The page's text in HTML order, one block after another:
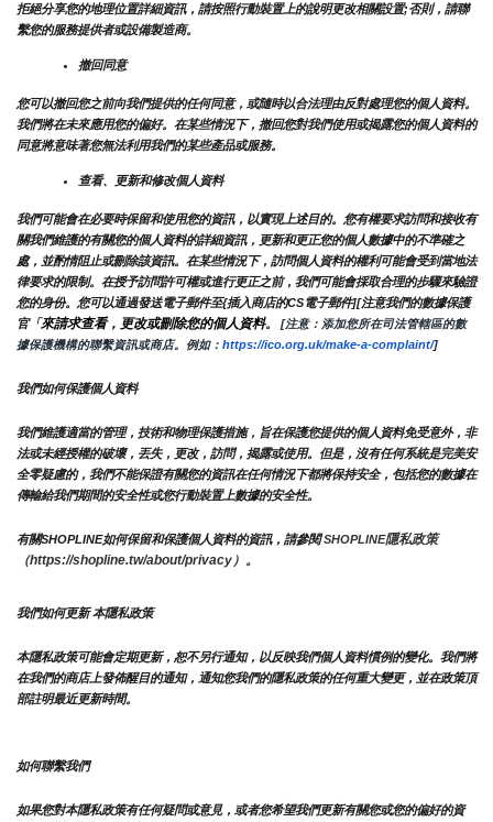
拒絕分享您的地理位置詳細資訊，請按照行動裝置上的說明更改相關設置;否則，請聯
繫您的服務提供者或設備製造商。
撤回同意
您可以撤回您之前向我們提供的任何同意，或隨時以合法理由反對處理您的個人資料。
我們將在未來應用您的偏好。在某些情況下，撤回您對我們使用或揭露您的個人資料的
同意將意味著您無法利用我們的某些產品或服務。
查看、更新和修改個人資料
我們可能會在必要時保留和使用您的資訊，以實現上述目的。您有權要求訪問和接收有
關我們維護的有關您的個人資料的詳細資訊，更新和更正您的個人數據中的不準確之
處，並酌情阻止或刪除該資訊。在某些情況下，訪問個人資料的權利可能會受到當地法
律要求的限制。在授予訪問許可權或進行更正之前，我們可能會採取合理的步驟來驗證
您的身份。您可以通過發送電子郵件至{插入商店的CS電子郵件][注意我們的數據保護
官「來請求查看，更改或刪除您的個人資料。
[注意：添加您所在司法管轄區的數
據保護機構的聯繫資訊或商店。例如： https://ico.org.uk/make-a-complaint/]
我們如何保護個人資料
我們維護適當的管理，技術和物理保護措施，旨在保護您提供的個人資料免受意外，非
法或未經授權的破壞，丟失，更改，訪問，揭露或使用。但是，沒有任何系統是完美安
全零疑慮的，我們不能保證有關您的資訊在任何情況下都將保持安全，包括您的數據在
傳輸給我們期間的安全性或您行動裝置上數據的安全性。
有關SHOPLINE如何保留和保護個人資料的資訊，請參閱 SHOPLINE隱私政策
（https://shopline.tw/about/privacy）。
我們如何更新 本隱私政策
本隱私政策可能會定期更新，恕不另行通知，以反映我們個人資料慣例的變化。我們將
在我們的商店上發佈醒目的通知，通知您我們的隱私政策的任何重大變更，並在政策頂
部註明最近更新時間。
如何聯繫我們
如果您對本隱私政策有任何疑問或意見，或者您希望我們更新有關您或您的偏好的資